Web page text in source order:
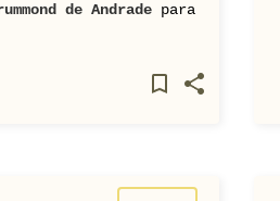
de Andrade para